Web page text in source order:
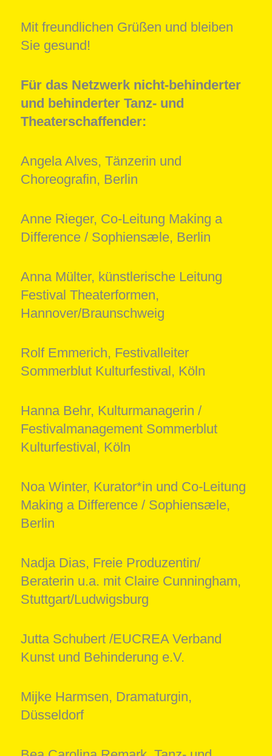
Mit freundlichen Grüßen und bleiben
Sie gesund!
Für das Netzwerk nicht-behinderter
und behinderter Tanz- und
Theaterschaffender:
Angela Alves, Tänzerin und
Choreografin, Berlin
Anne Rieger, Co-Leitung Making a
Difference / Sophiensæle, Berlin
Anna Mülter, künstlerische Leitung
Festival Theaterformen,
Hannover/Braunschweig
Rolf Emmerich, Festivalleiter
Sommerblut Kulturfestival, Köln
Hanna Behr, Kulturmanagerin /
Festivalmanagement Sommerblut
Kulturfestival, Köln
Noa Winter, Kurator*in und Co-Leitung
Making a Difference / Sophiensæle,
Berlin
Nadja Dias, Freie Produzentin/
Beraterin u.a. mit Claire Cunningham,
Stuttgart/Ludwigsburg
Jutta Schubert /EUCREA Verband
Kunst und Behinderung e.V.
Mijke Harmsen, Dramaturgin,
Düsseldorf